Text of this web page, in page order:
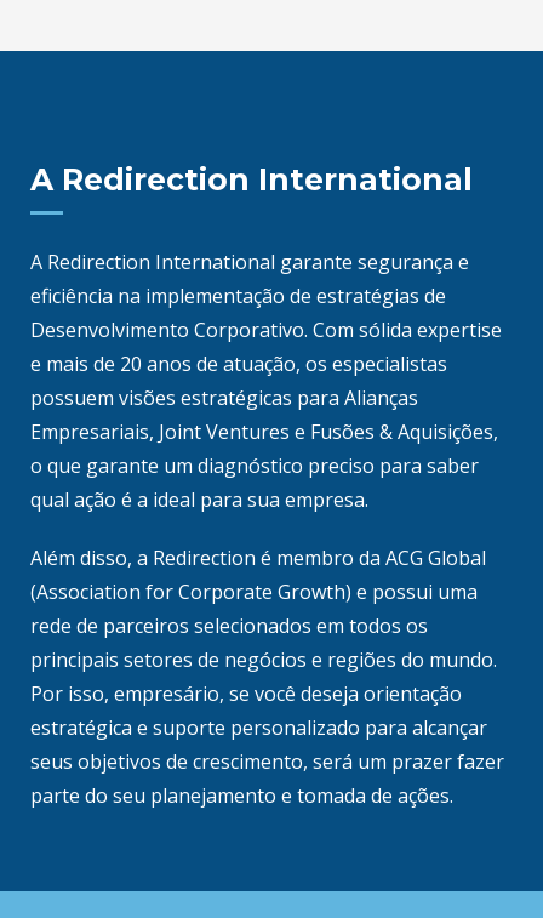
A Redirection International
A Redirection International garante segurança e
eficiência na implementação de estratégias de
Desenvolvimento Corporativo. Com sólida expertise
e mais de 20 anos de atuação, os especialistas
possuem visões estratégicas para Alianças
Empresariais, Joint Ventures e Fusões & Aquisições,
o que garante um diagnóstico preciso para saber
qual ação é a ideal para sua empresa.
Além disso, a Redirection é membro da ACG Global
(Association for Corporate Growth) e possui uma
rede de parceiros selecionados em todos os
principais setores de negócios e regiões do mundo.
Por isso, empresário, se você deseja orientação
estratégica e suporte personalizado para alcançar
seus objetivos de crescimento, será um prazer fazer
parte do seu planejamento e tomada de ações.